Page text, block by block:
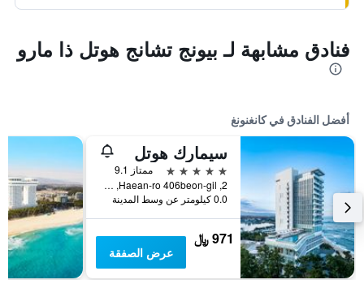
فنادق مشابهة لـ بيونج تشانج هوتل ذا مارو
أفضل الفنادق في كانغنونغ
سيمارك هوتل
5 نجوم
ممتاز 9.1
2, Haean-ro 406beon-gil, كانغنونغ, كوريا الجنوبية
0.0 كيلومتر عن وسط المدينة
971 ﷼
عرض الصفقة